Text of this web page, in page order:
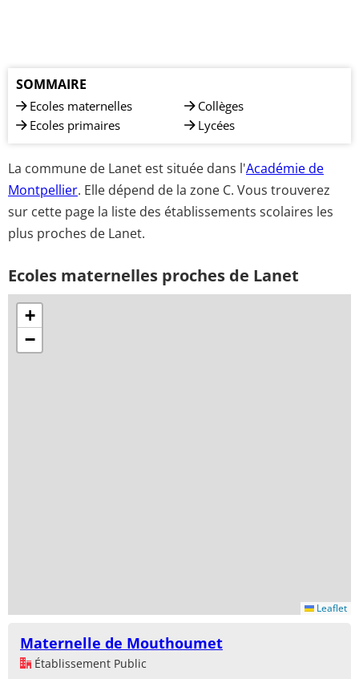
SOMMAIRE
Ecoles maternelles
Ecoles primaires
Collèges
Lycées
La commune de Lanet est située dans l'Académie de
Montpellier. Elle dépend de la zone C. Vous trouverez
sur cette page la liste des établissements scolaires les
plus proches de Lanet.
Ecoles maternelles proches de Lanet
+
−
Leaflet
Maternelle de Mouthoumet
Établissement Public